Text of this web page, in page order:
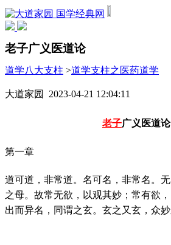
国学经典网
老子广义医道论
道学八大支柱 >道学支柱之医药道学
大道家园 2023-04-21 12:04:11
老子广义医道论
第一章
道可道，非常道。名可名，非常名。
之母。故常无欲，以观其妙；常有欲
出而异名，同谓之玄。玄之又玄，众妙